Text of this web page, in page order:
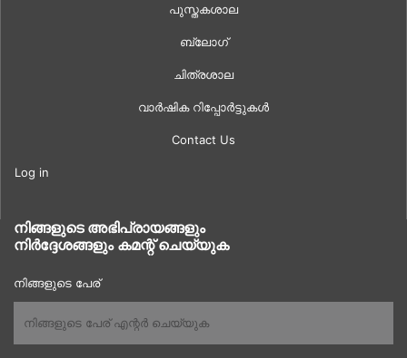
പുസ്തകശാല
ബ്ലോഗ്
ചിത്രശാല
വാർഷിക റിപ്പോർട്ടുകൾ
Contact Us
Log in
നിങ്ങളുടെ അഭിപ്രായങ്ങളും
നിർദ്ദേശങ്ങളും കമന്റ് ചെയ്യുക
നിങ്ങളുടെ പേര്